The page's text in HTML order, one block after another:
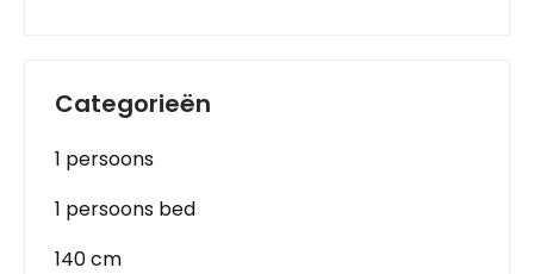
Categorieën
1 persoons
1 persoons bed
140 cm